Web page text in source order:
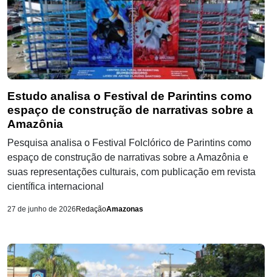
Estudo analisa o Festival de Parintins como
espaço de construção de narrativas sobre a
Amazônia
Pesquisa analisa o Festival Folclórico de Parintins como
espaço de construção de narrativas sobre a Amazônia e
suas representações culturais, com publicação em revista
científica internacional
27 de junho de 2026 RedaçãoAmazonas